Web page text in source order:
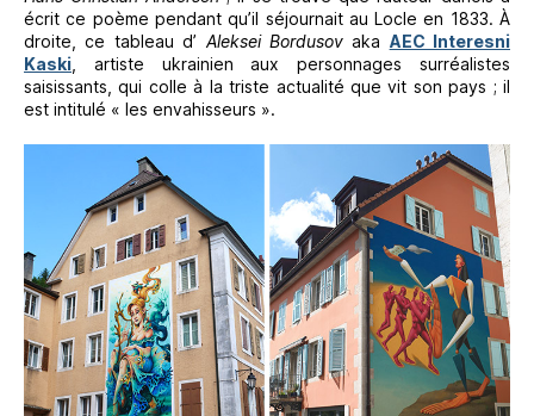
écrit ce poème pendant qu’il séjournait au Locle en 1833. À
droite, ce tableau d’ Aleksei Bordusovaka AEC Interesni
Kaski , artiste ukrainien aux personnages surréalistes
saisissants, qui colle à la triste actualité que vit son pays ; il
est intitulé « les envahisseurs ».